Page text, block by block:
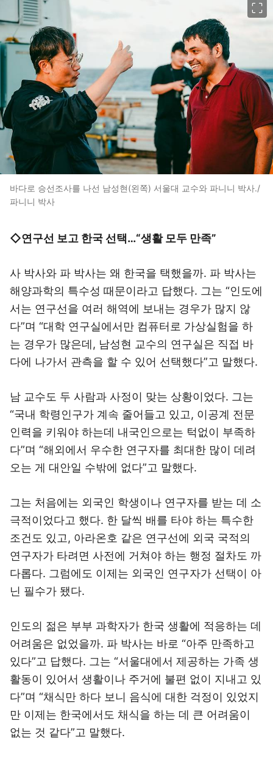
바다로 승선조사를 나선 남성현(왼쪽) 서울대 교수와 파니니 박사./
파니니 박사
◇연구선 보고 한국 선택…“생활 모두 만족”
사 박사와 파 박사는 왜 한국을 택했을까. 파 박사는
해양과학의 특수성 때문이라고 답했다. 그는 “인도에
서는 연구선을 여러 해역에 보내는 경우가 많지 않
다”며 “대학 연구실에서만 컴퓨터로 가상실험을 하
는 경우가 많은데, 남성현 교수의 연구실은 직접 바
다에 나가서 관측을 할 수 있어 선택했다”고 말했다.
남 교수도 두 사람과 사정이 맞는 상황이었다. 그는
“국내 학령인구가 계속 줄어들고 있고, 이공계 전문
인력을 키워야 하는데 내국인으로는 턱없이 부족하
다”며 “해외에서 우수한 연구자를 최대한 많이 데려
오는 게 대안일 수밖에 없다”고 말했다.
그는 처음에는 외국인 학생이나 연구자를 받는 데 소
극적이었다고 했다. 한 달씩 배를 타야 하는 특수한
조건도 있고, 아라온호 같은 연구선에 외국 국적의
연구자가 타려면 사전에 거쳐야 하는 행정 절차도 까
다롭다. 그럼에도 이제는 외국인 연구자가 선택이 아
닌 필수가 됐다.
인도의 젊은 부부 과학자가 한국 생활에 적응하는 데
어려움은 없었을까. 파 박사는 바로 “아주 만족하고
있다”고 답했다. 그는 “서울대에서 제공하는 가족 생
활동이 있어서 생활이나 주거에 불편 없이 지내고 있
다”며 “채식만 하다 보니 음식에 대한 걱정이 있었지
만 이제는 한국에서도 채식을 하는 데 큰 어려움이
없는 것 같다”고 말했다.